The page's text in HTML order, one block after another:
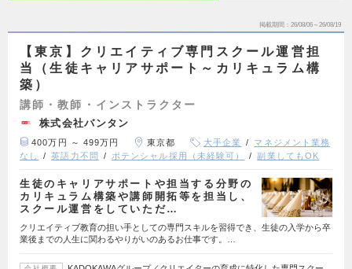
掲載期間 26/08/06～26/08/19
【東京】クリエイティブ専門スクール運営担
当（生徒キャリアサポート～カリキュラム構
築）
講師・教師・インストラクター
株式会社バンタン
400万円 ～ 499万円 東京都 大手企業
マネジメント業務
なし
英語力不問 ポテンシャル採用（未経験可） 副業してもOK
生徒のキャリアサポートや担当する分野の
カリキュラム構築や講師開拓等を担当し、
スクール運営をしていただ…
クリエイティブ教育の担い手としての専門スキルを習得でき、生徒の入学から卒
業後までの人生に関わるやりがいのあるお仕事です。…